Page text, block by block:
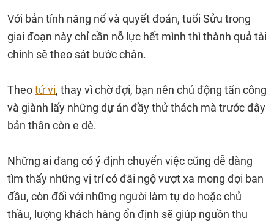
Với bản tính năng nổ và quyết đoán, tuổi Sửu trong
giai đoạn này chỉ cần nỗ lực hết mình thì thành quả tài
chính sẽ theo sát bước chân.
Theotử vi, thay vì chờ đợi, bạn nên chủ động tấn công
và giành lấy những dự án đầy thử thách mà trước đây
bản thân còn e dè.
Những ai đang có ý định chuyển việc cũng dễ dàng
tìm thấy những vị trí có đãi ngộ vượt xa mong đợi ban
đầu, còn đối với những người làm tự do hoặc chủ
thầu, lượng khách hàng ổn định sẽ giúp nguồn thu